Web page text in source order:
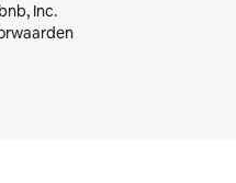
Inc.